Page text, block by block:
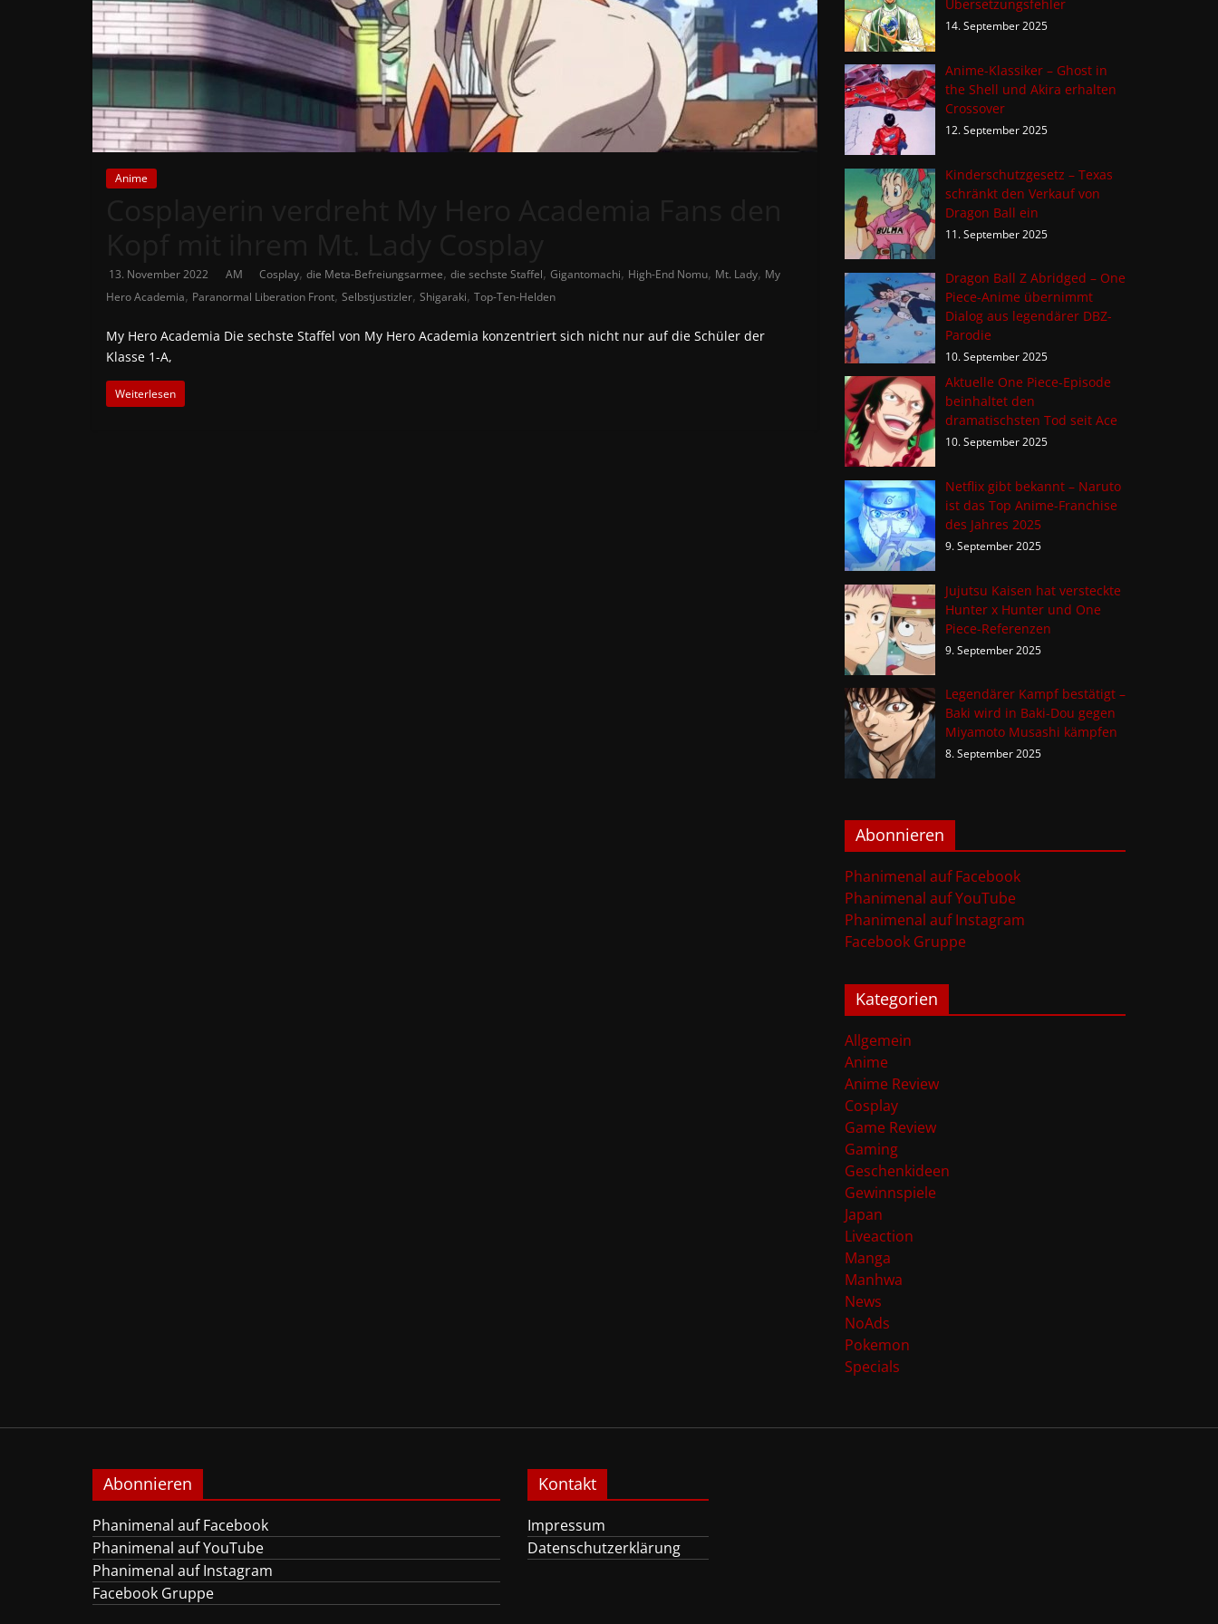
News
Auf
Phanimenal
findest
du
die
aktuellsten
Japan
und
Anime
13. November 2022 AM Cosplay, die Meta-Befreiungsarmee, die sechste Staffel, Gigantomachi, High-End Nomu, Mt. Lady, My
Hero Academia, Paranormal Liberation Front, Selbstjustizler, Shigaraki, Top-Ten-Helden
My Hero Academia Die sechste Staffel von My Hero Academia konzentriert sich nicht nur auf die Schüler der
Klasse 1-A,
Weiterlesen
Übersetzungsfehler
14. September 2025
Anime-Klassiker – Ghost in
the Shell und Akira erhalten
Crossover
12. September 2025
Kinderschutzgesetz – Texas
schränkt den Verkauf von
Dragon Ball ein
11. September 2025
Dragon Ball Z Abridged – One
Piece-Anime übernimmt
Dialog aus legendärer DBZ-
Parodie
10. September 2025
Aktuelle One Piece-Episode
beinhaltet den
dramatischsten Tod seit Ace
10. September 2025
Netflix gibt bekannt – Naruto
ist das Top Anime-Franchise
des Jahres 2025
9. September 2025
Jujutsu Kaisen hat versteckte
Hunter x Hunter und One
Piece-Referenzen
9. September 2025
Legendärer Kampf bestätigt –
Baki wird in Baki-Dou gegen
Miyamoto Musashi kämpfen
8. September 2025
Abonnieren
Phanimenal auf Facebook
Phanimenal auf YouTube
Phanimenal auf Instagram
Facebook Gruppe
Kategorien
Allgemein
Anime
Anime Review
Cosplay
Game Review
Gaming
Geschenkideen
Gewinnspiele
Japan
Liveaction
Manga
Manhwa
News
NoAds
Pokemon
Specials
Abonnieren
Phanimenal auf Facebook
Phanimenal auf YouTube
Phanimenal auf Instagram
Facebook Gruppe
Kontakt
Impressum
Datenschutzerklärung